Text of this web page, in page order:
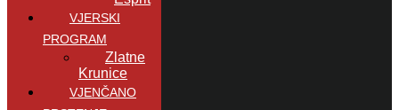
VJERSKI
PROGRAM
Zlatne
Krunice
VJENČANO